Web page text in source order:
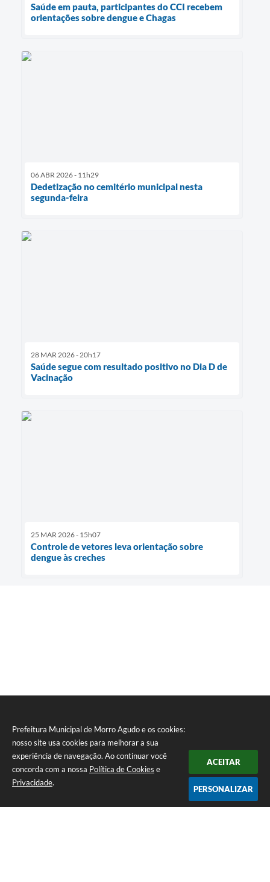
Prefeitura Municipal de Morro Agudo e os cookies:
nosso site usa cookies para melhorar a sua
experiência de navegação. Ao continuar você
concorda com a nossa Política de Cookies e
Privacidade.
ACEITAR
PERSONALIZAR
Saúde em pauta, participantes do CCI recebem
orientações sobre dengue e Chagas
06 ABR 2026 - 11h29
Dedetização no cemitério municipal nesta
segunda-feira
28 MAR 2026 - 20h17
Saúde segue com resultado positivo no Dia D de
Vacinação
25 MAR 2026 - 15h07
Controle de vetores leva orientação sobre
dengue às creches